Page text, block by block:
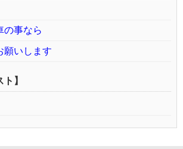
の事なら
願いします
】